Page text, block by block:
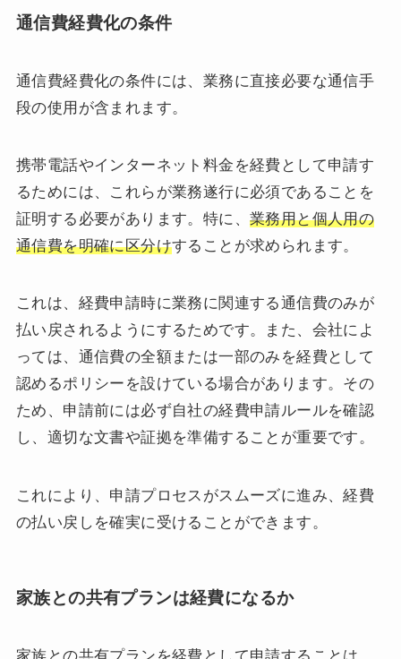
通信費経費化の条件
通信費経費化の条件には、業務に直接必要な通信手
段の使用が含まれます。
携帯電話やインターネット料金を経費として申請す
るためには、これらが業務遂行に必須であることを
証明する必要があります。特に、 業務用と個人用の
通信費を明確に区分けすることが求められます。
これは、経費申請時に業務に関連する通信費のみが
払い戻されるようにするためです。また、会社によ
っては、通信費の全額または一部のみを経費として
認めるポリシーを設けている場合があります。その
ため、申請前には必ず自社の経費申請ルールを確認
し、適切な文書や証拠を準備することが重要です。
これにより、申請プロセスがスムーズに進み、経費
の払い戻しを確実に受けることができます。
家族との共有プランは経費になるか